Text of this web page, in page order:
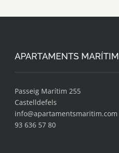
APARTAMENTS MARÍTIM
Passeig Marítim 255
Castelldefels
info@apartamentsmaritim.com
93 636 57 80